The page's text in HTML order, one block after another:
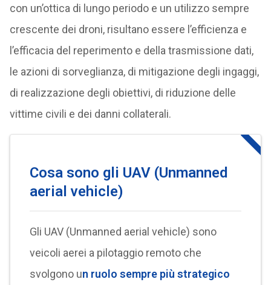
con un’ottica di lungo periodo e un utilizzo sempre
crescente dei droni, risultano essere l’efficienza e
l’efficacia del reperimento e della trasmissione dati,
le azioni di sorveglianza, di mitigazione degli ingaggi,
di realizzazione degli obiettivi, di riduzione delle
vittime civili e dei danni collaterali.
Cosa sono gli UAV (Unmanned
aerial vehicle)
Gli UAV (Unmanned aerial vehicle) sono
veicoli aerei a pilotaggio remoto che
svolgono un ruolo sempre più strategico